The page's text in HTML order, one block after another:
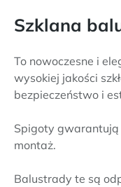
Szklana
To nowoczesne i
wysokiej jakości
bezpieczeństwo i
Spigoty gwarantują
montaż.
Balustrady te są